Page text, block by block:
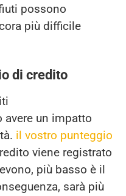
possono
più difficile
di credito
avere un impatto
il vostro punteggio
viene registrato
più basso è il
sarà più